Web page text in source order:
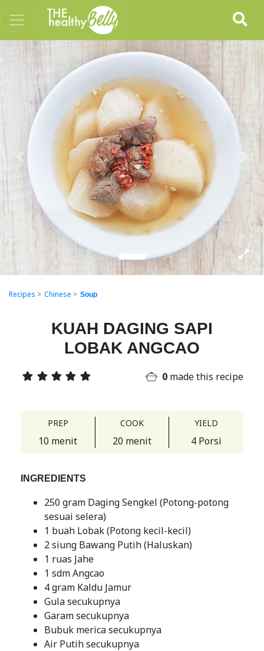
Previous Next
Recipes > Chinese > Soup
KUAH DAGING SAPI
LOBAK ANGCAO
0 made this recipe
PREP
10 menit
COOK
20 menit
YIELD
4 Porsi
INGREDIENTS
250 gram Daging Sengkel (Potong-potong
sesuai selera)
1 buah Lobak (Potong kecil-kecil)
2 siung Bawang Putih (Haluskan)
1 ruas Jahe
1 sdm Angcao
4 gram Kaldu Jamur
Gula secukupnya
Garam secukupnya
Bubuk merica secukupnya
Air Putih secukupnya